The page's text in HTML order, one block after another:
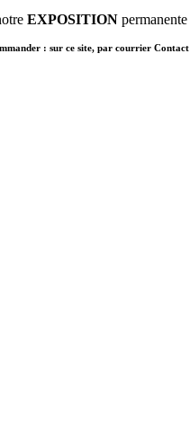
EXPOSITION permanente
: sur ce site, par courrier